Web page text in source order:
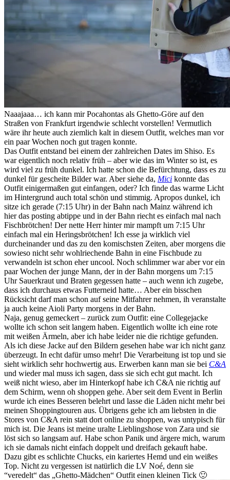
Naaajaaa… ich kann mir Pocahontas als Ghetto-Göre auf den
Straßen von Frankfurt irgendwie schlecht vorstellen! Vermutlich
wäre ihr heute auch ziemlich kalt in diesem Outfit, welches man vor
ein paar Wochen noch gut tragen konnte.
Das Outfit entstand bei einem der zahlreichen Dates im Shiso. Es
war eigentlich noch relativ früh – aber wie das im Winter so ist, es
wird viel zu früh dunkel. Ich hatte schon die Befürchtung, dass es zu
dunkel für gescheite Bilder war. Aber siehe da, Mici konnte das
Outfit einigermaßen gut einfangen, oder? Ich finde das warme Licht
im Hintergrund auch total schön und stimmig. Apropos dunkel, ich
sitze ich gerade (7:15 Uhr) in der Bahn nach Mainz während ich
hier das posting abtippe und in der Bahn riecht es einfach mal nach
Fischbrötchen! Der nette Herr hinter mir mampft um 7:15 Uhr
einfach mal ein Heringsbrötchen! Ich esse ja wirklich viel
durcheinander und das zu den komischsten Zeiten, aber morgens die
sowieso nicht sehr wohlriechende Bahn in eine Fischbude zu
verwandeln ist schon eher uncool. Noch schlimmer war aber vor ein
paar Wochen der junge Mann, der in der Bahn morgens um 7:15
Uhr Sauerkraut und Braten gegessen hatte – auch wenn ich zugebe,
dass ich durchaus etwas Futterneid hatte… Aber ein bisschen
Rücksicht darf man schon auf seine Mitfahrer nehmen, ih veranstalte
ja auch keine Aioli Party morgens in der Bahn.
Naja, genug gemeckert – zurück zum Outfit: eine Collegejacke
wollte ich schon seit langem haben. Eigentlich wollte ich eine rote
mit weißen Ärmeln, aber ich habe leider nie die richtige gefunden.
Als ich diese Jacke auf den Bildern gesehen habe war ich nicht ganz
überzeugt. In echt dafür umso mehr! Die Verarbeitung ist top und sie
sieht wirklich sehr hochwertig aus. Erwerben kann man sie bei C&A
und wieder mal muss ich sagen, dass sie sich echt gut macht. Ich
weiß nicht wieso, aber im Hinterkopf habe ich C&A nie richtig auf
dem Schirm, wenn oh shoppen gehe. Aber seit dem Event in Berlin
wurde ich eines Besseren belehrt und lasse die Läden nicht mehr bei
meinen Shoppingtouren aus. Übrigens gehe ich am liebsten in die
Stores von C&A rein statt dort online zu shoppen, was untypisch für
mich ist. Die Jeans ist meine uralte Lieblingshose von Zara und sie
löst sich so langsam auf. Habe schon Panik und ärgere mich, warum
ich sie damals nicht einfach doppelt und dreifach gekauft habe.
Dazu gibt es schlichte Chucks, ein kariertes Hemd und ein weißes
Top. Nicht zu vergessen ist natürlich die LV Noé, denn sie
“veredelt“ das „Ghetto-Mädchen“ Outfit einen kleinen Tick 🙂